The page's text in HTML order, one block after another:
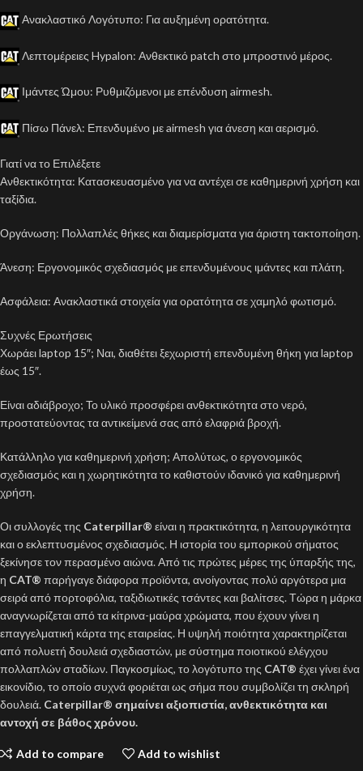
Ανακλαστικό Λογότυπο: Για αυξημένη ορατότητα.
Λεπτομέρειες Hypalon: Ανθεκτικό patch στο μπροστινό μέρος.
Ιμάντες Ώμου: Ρυθμιζόμενοι με επένδυση airmesh.
Πίσω Πάνελ: Επενδυμένο με airmesh για άνεση και αερισμό.
Γιατί να το Επιλέξετε
Ανθεκτικότητα: Κατασκευασμένο για να αντέχει σε καθημερινή χρήση και
ταξίδια.
Οργάνωση: Πολλαπλές θήκες και διαμερίσματα για άριστη τακτοποίηση.
Άνεση: Εργονομικός σχεδιασμός με επενδυμένους ιμάντες και πλάτη.
Ασφάλεια: Ανακλαστικά στοιχεία για ορατότητα σε χαμηλό φωτισμό.
Συχνές Ερωτήσεις
Χωράει laptop 15″; Ναι, διαθέτει ξεχωριστή επενδυμένη θήκη για laptop
έως 15″.
Είναι αδιάβροχο; Το υλικό προσφέρει ανθεκτικότητα στο νερό,
προστατεύοντας τα αντικείμενά σας από ελαφριά βροχή.
Κατάλληλο για καθημερινή χρήση; Απολύτως, ο εργονομικός
σχεδιασμός και η χωρητικότητα το καθιστούν ιδανικό για καθημερινή
χρήση.
Οι συλλογές της Caterpillar® είναι η πρακτικότητα, η λειτουργικότητα
και ο εκλεπτυσμένος σχεδιασμός. Η ιστορία του εμπορικού σήματος
ξεκίνησε τον περασμένο αιώνα. Από τις πρώτες μέρες της ύπαρξής της,
η CAT® παρήγαγε διάφορα προϊόντα, ανοίγοντας πολύ αργότερα μια
σειρά από πορτοφόλια, ταξιδιωτικές τσάντες και βαλίτσες. Τώρα η μάρκα
αναγνωρίζεται από τα κίτρινα-μαύρα χρώματα, που έχουν γίνει η
επαγγελματική κάρτα της εταιρείας. Η υψηλή ποιότητα χαρακτηρίζεται
από πολυετή δουλειά σχεδιαστών, με σύστημα ποιοτικού ελέγχου
πολλαπλών σταδίων. Παγκοσμίως, το λογότυπο της CAT® έχει γίνει ένα
εικονίδιο, το οποίο συχνά φοριέται ως σήμα που συμβολίζει τη σκληρή
δουλειά. Caterpillar® σημαίνει αξιοπιστία, ανθεκτικότητα και
αντοχή σε βάθος χρόνου.
Add to compare Add to wishlist